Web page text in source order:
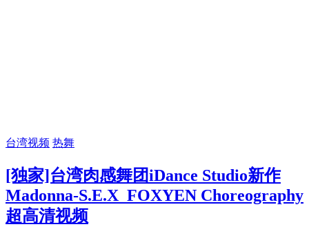
台湾视频 热舞
[独家]台湾肉感舞团iDance Studio新作
Madonna-S.E.X_FOXYEN Choreography
超高清视频